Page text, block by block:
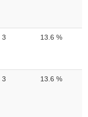
3 13.6 %
3 13.6 %